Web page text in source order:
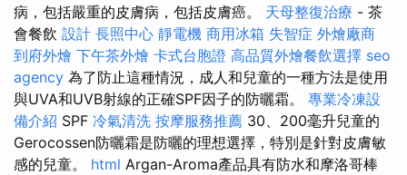
病，包括嚴重的皮膚病，包括皮膚癌。 天母整復治療 - 茶
會餐飲 設計 長照中心 靜電機 商用冰箱 失智症 外燴廠商
到府外燴 下午茶外燴 卡式台胞證 高品質外燴餐飲選擇 seo
agency 為了防止這種情況，成人和兒童的一種方法是使用
與UVA和UVB射線的正確SPF因子的防曬霜。 專業冷凍設
備介紹 SPF 冷氣清洗 按摩服務推薦 30、200毫升兒童的
Gerocossen防曬霜是防曬的理想選擇，特別是針對皮膚敏
感的兒童。 html Argan-Aroma產品具有防水和摩洛哥棒